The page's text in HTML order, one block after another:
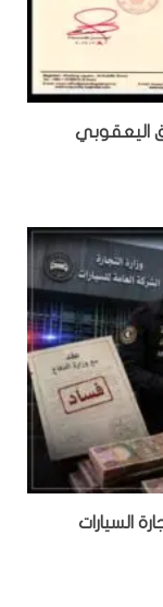
اليعقوبي
السيارات